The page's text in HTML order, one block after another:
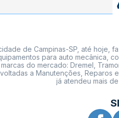
de Campinas-SP, até
para auto mecânica,
do mercado: Dremel,
a Manutenções,
já atendeu mais